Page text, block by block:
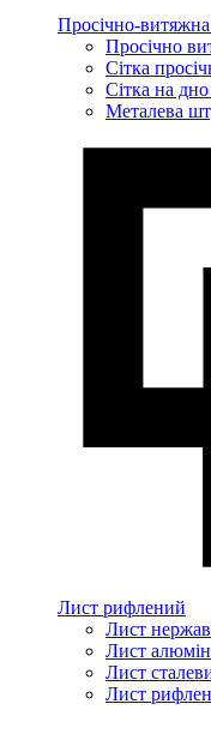
Просічно-витяжна
Просічно
Сітка
Сітка на дно
Металева
Лист рифлений
Лист
Лист
Лист
Лист